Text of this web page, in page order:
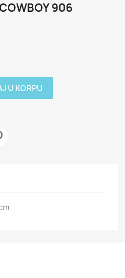
906
U KORPU